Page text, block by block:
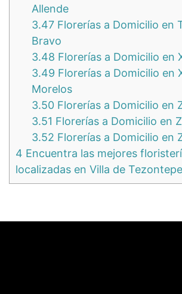
Allende
3.47 Florerías a Domicilio en
Bravo
3.48 Florerías a Domicilio en
3.49 Florerías a Domicilio en
Morelos
3.50 Florerías a Domicilio en
3.51 Florerías a Domicilio en
3.52 Florerías a Domicilio en
4 Encuentra las mejores
localizadas en Villa de